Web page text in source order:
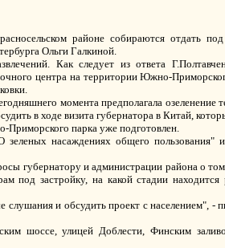
районе собираются отдать под
Ольги Галкиной.
Как следует из ответа
центра на территории Южно-
момента предполагала озеленение
в ходе визита губернатора в Китай,
Приморского парка уже подготовлен.
зеленых насаждениях общего пользования"
губернатору и администрации района о
под застройку, на какой стадии находится
слушания и обсудить проект с населением", -
шоссе, улицей Доблести, Финским